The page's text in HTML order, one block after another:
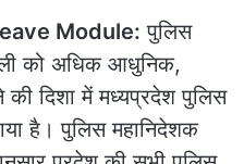
Module: पुलिस
को अधिक आधुनिक,
की दिशा में मध्यप्रदेश पुलिस
है। पुलिस महानिदेशक